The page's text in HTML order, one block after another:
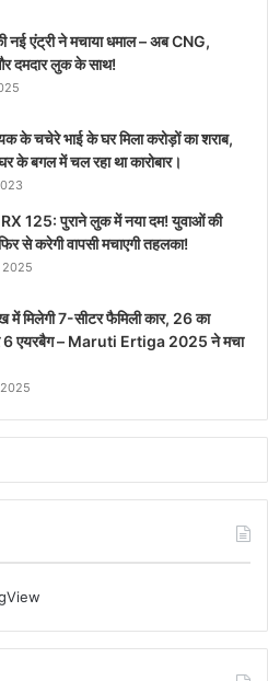
एंट्री ने मचाया धमाल – अब CNG,
दमदार लुक के साथ!
के चचेरे भाई के घर मिला करोड़ों का शराब,
के बगल में चल रहा था कारोबार।
125: पुराने लुक में नया दम! युवाओं की
से करेगी वापसी मचाएगी तहलका!
2025
मिलेगी 7-सीटर फैमिली कार, 26 का
6 एयरबैग – Maruti Ertiga 2025 ने मचा